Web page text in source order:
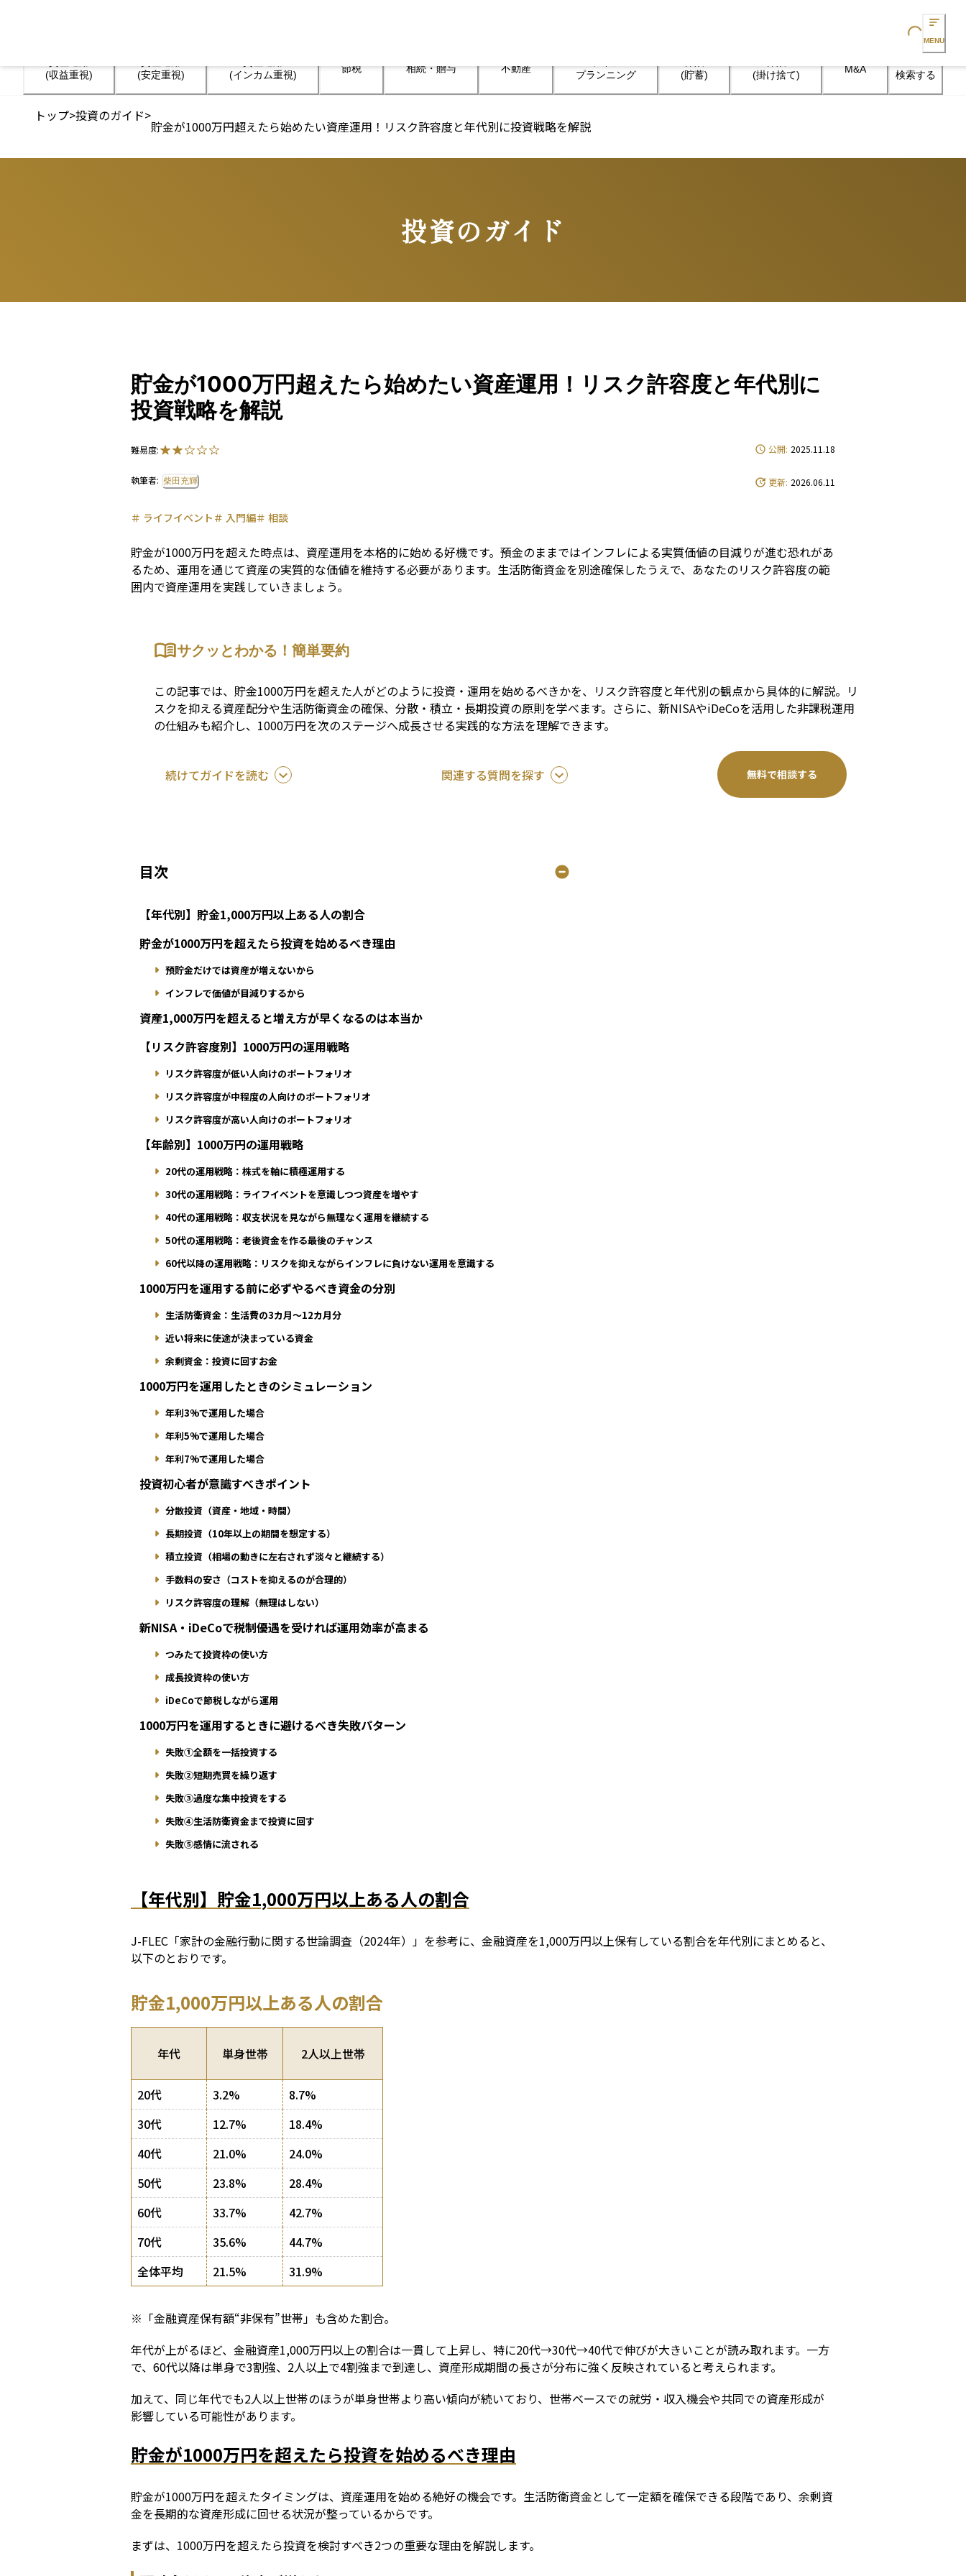
Loading...
MENU
(収益重視)
(安定重視)
(インカム重視)
節税 相続・贈与 不動産
プランニング
(貯蓄)
(掛け捨て)
M&A 検索する
トップ>投資のガイド>
貯金が1000万円超えたら始めたい資産運用！リスク許容度と年代別に投資戦略を解説
投資のガイド
Guide
貯金が1000万円超えたら始めたい資産運用！リスク許容度と年代別に
投資戦略を解説
難易度:
執筆者: 柴田充輝
公開: 2025.11.18
更新: 2026.06.11
＃ ライフイベント ＃ 入門編＃ 相談
貯金が1000万円を超えた時点は、資産運用を本格的に始める好機です。預金のままではインフレによる実質価値の目減りが進む恐れがあ
るため、運用を通じて資産の実質的な価値を維持する必要があります。生活防衛資金を別途確保したうえで、あなたのリスク許容度の範
囲内で資産運用を実践していきましょう。
サクッとわかる！簡単要約
この記事では、貯金1000万円を超えた人がどのように投資・運用を始めるべきかを、リスク許容度と年代別の観点から具体的に解説。リ
スクを抑える資産配分や生活防衛資金の確保、分散・積立・長期投資の原則を学べます。さらに、新NISAやiDeCoを活用した非課税運用
の仕組みも紹介し、1000万円を次のステージへ成長させる実践的な方法を理解できます。
続けてガイドを読む 関連する質問を探す 無料で相談する
目次
【年代別】貯金1,000万円以上ある人の割合
貯金が1000万円を超えたら投資を始めるべき理由
預貯金だけでは資産が増えないから
インフレで価値が目減りするから
資産1,000万円を超えると増え方が早くなるのは本当か
【リスク許容度別】1000万円の運用戦略
リスク許容度が低い人向けのポートフォリオ
リスク許容度が中程度の人向けのポートフォリオ
リスク許容度が高い人向けのポートフォリオ
【年齢別】1000万円の運用戦略
20代の運用戦略：株式を軸に積極運用する
30代の運用戦略：ライフイベントを意識しつつ資産を増やす
40代の運用戦略：収支状況を見ながら無理なく運用を継続する
50代の運用戦略：老後資金を作る最後のチャンス
60代以降の運用戦略：リスクを抑えながらインフレに負けない運用を意識する
1000万円を運用する前に必ずやるべき資金の分別
生活防衛資金：生活費の3カ月〜12カ月分
近い将来に使途が決まっている資金
余剰資金：投資に回すお金
1000万円を運用したときのシミュレーション
年利3%で運用した場合
年利5%で運用した場合
年利7%で運用した場合
投資初心者が意識すべきポイント
分散投資（資産・地域・時間）
長期投資（10年以上の期間を想定する）
積立投資（相場の動きに左右されず淡々と継続する）
手数料の安さ（コストを抑えるのが合理的）
リスク許容度の理解（無理はしない）
新NISA・iDeCoで税制優遇を受ければ運用効率が高まる
つみたて投資枠の使い方
成長投資枠の使い方
iDeCoで節税しながら運用
1000万円を運用するときに避けるべき失敗パターン
失敗①全額を一括投資する
失敗②短期売買を繰り返す
失敗③過度な集中投資をする
失敗④生活防衛資金まで投資に回す
失敗⑤感情に流される
【年代別】貯金1,000万円以上ある人の割合
J-FLEC「家計の金融行動に関する世論調査（2024年）」を参考に、金融資産を1,000万円以上保有している割合を年代別にまとめると、
以下のとおりです。
年代 単身世帯 2人以上世帯
20代 3.2%
8.7%
30代
12.7%
18.4%
40代
21.0%
24.0%
50代
23.8%
28.4%
60代
33.7%
42.7%
70代
35.6%
44.7%
全体平均
21.5% 31.9%
貯金1,000万円以上ある人の割合
※「金融資産保有額“非保有”世帯」も含めた割合。
年代が上がるほど、金融資産1,000万円以上の割合は一貫して上昇し、特に20代→30代→40代で伸びが大きいことが読み取れます。一方
で、60代以降は単身で3割強、2人以上で4割強まで到達し、資産形成期間の長さが分布に強く反映されていると考えられます。
加えて、同じ年代でも2人以上世帯のほうが単身世帯より高い傾向が続いており、世帯ベースでの就労・収入機会や共同での資産形成が
影響している可能性があります。
貯金が1000万円を超えたら投資を始めるべき理由
貯金が1000万円を超えたタイミングは、資産運用を始める絶好の機会です。生活防衛資金として一定額を確保できる段階であり、余剰資
金を長期的な資産形成に回せる状況が整っているからです。
まずは、1000万円を超えたら投資を検討すべき2つの重要な理由を解説します。